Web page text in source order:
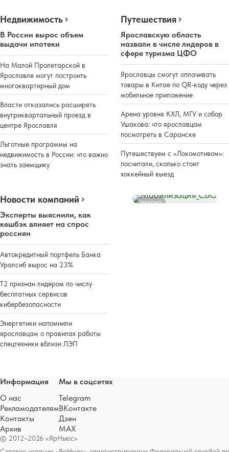
Недвижимость
В России вырос объем
выдачи ипотеки
На Малой Пролетарской в
Ярославле могут построить
многоквартирный дом
Власти отказались расширять
внутриквартальный проезд в
центре Ярославля
Льготные программы на
недвижимость в России: что важно
знать заемщику
Путешествия
Ярославскую область
назвали в числе лидеров в
сфере туризма ЦФО
Ярославцы смогут оплачивать
товары в Китае по QR-коду через
мобильное приложение
Арена уровня КХЛ, МГУ и собор
Ушакова: что ярославцам
посмотреть в Саранске
Путешествуем с «Локомотивом»:
посчитали, сколько стоит
хоккейный выезд
Новости компаний
Эксперты выяснили, как
кешбэк влияет на спрос
россиян
Автокредитный портфель Банка
Уралсиб вырос на 23%
Т2 признан лидером по числу
бесплатных сервисов
кибербезопасности
Энергетики напомнили
ярославцам о правилах работы
спецтехники вблизи ЛЭП
Реклама
© 2012–2026 «ЯрНьюс»
Информация
О нас
Рекламодателям
Контакты
Архив
Мы в соцсетях
Telegram
ВКонтакте
Дзен
MAX